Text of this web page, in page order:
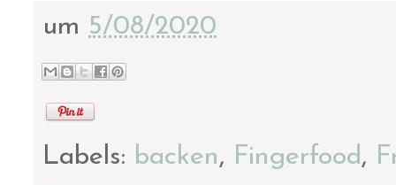
um 5/08/2020
Labels: backen, Fingerfood,